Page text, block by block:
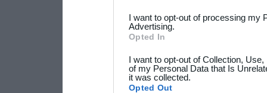
not limited to your visit or
your data for below
consent section.
I want to opt-out of processing my
Advertising.
Opted In
I want to opt-out of Collection,
of my Personal Data that Is
it was collected.
Opted Out